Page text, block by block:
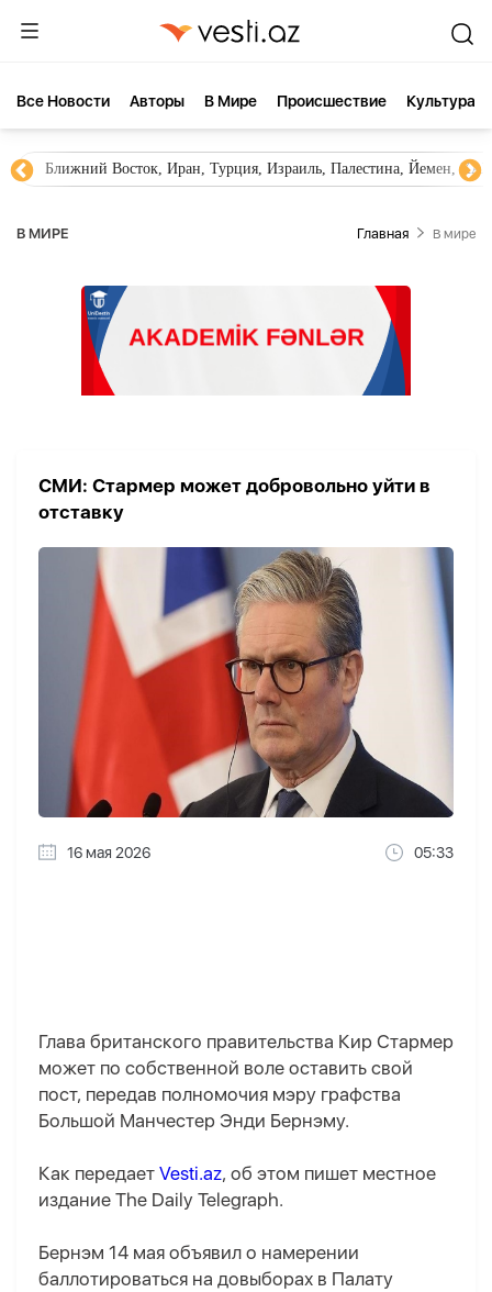
Все Новости Aвторы В Мире Происшествие Культура
Ближний Восток, Иран, Турция, Израиль, Палестина, Йемен,
В МИРЕ Главная В мире
СМИ: Стармер может добровольно уйти в
отставку
16 мая 2026 05:33
Глава британского правительства Кир Стармер
может по собственной воле оставить свой
пост, передав полномочия мэру графства
Большой Манчестер Энди Бернэму.
Как передает Vesti.az, об этом пишет местное
издание The Daily Telegraph.
Бернэм 14 мая объявил о намерении
баллотироваться на довыборах в Палату